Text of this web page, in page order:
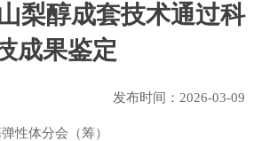
梨醇成套技术通过科
成果鉴定
发布时间： 2026-03-09
性体分会（筹）